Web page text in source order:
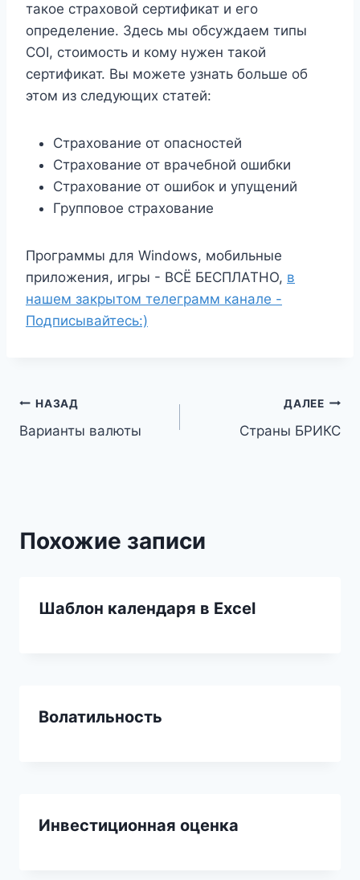
такое страховой сертификат и его
определение. Здесь мы обсуждаем типы
COI, стоимость и кому нужен такой
сертификат. Вы можете узнать больше об
этом из следующих статей:
Страхование от опасностей
Страхование от врачебной ошибки
Страхование от ошибок и упущений
Групповое страхование
Программы для Windows, мобильные
приложения, игры - ВСЁ БЕСПЛАТНО, в
нашем закрытом телеграмм канале -
Подписывайтесь:)
Навигация
по
НАЗАД
Варианты валюты
ДАЛЕЕ
Страны БРИКС
Похожие записи
Шаблон календаря в Excel
Волатильность
Инвестиционная оценка